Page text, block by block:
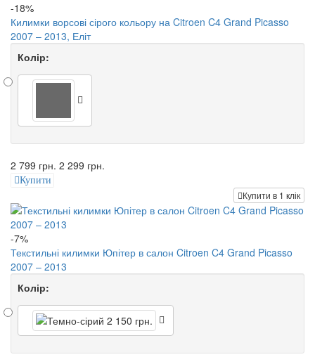
-18%
Килимки ворсові сірого кольору на Citroen C4 Grand Picasso
2007 – 2013, Еліт
Колір:
2 799 грн. 2 299 грн.
Купити
Купити в 1 клік
-7%
Текстильні килимки Юпітер в салон Citroen C4 Grand Picasso
2007 – 2013
Колір: